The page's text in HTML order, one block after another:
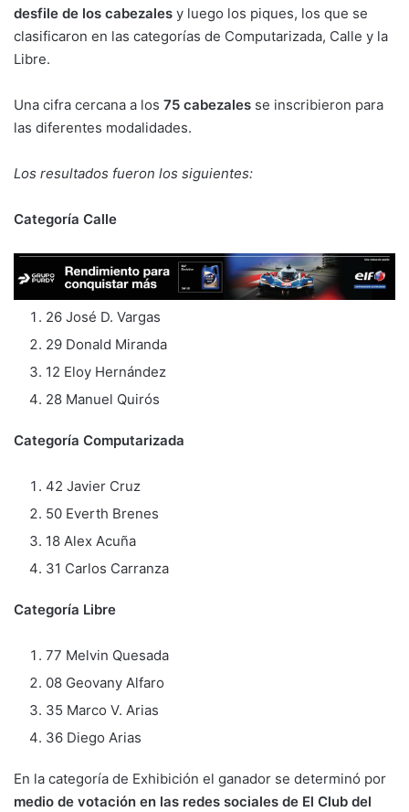
desfile de los cabezales y luego los piques, los que se
clasificaron en las categorías de Computarizada, Calle y la
Libre.
Una cifra cercana a los 75 cabezales se inscribieron para
las diferentes modalidades.
Los resultados fueron los siguientes:
Categoría Calle
26 José D. Vargas
29 Donald Miranda
12 Eloy Hernández
28 Manuel Quirós
Categoría Computarizada
42 Javier Cruz
50 Everth Brenes
18 Alex Acuña
31 Carlos Carranza
Categoría Libre
77 Melvin Quesada
08 Geovany Alfaro
35 Marco V. Arias
36 Diego Arias
En la categoría de Exhibición el ganador se determinó por
medio de votación en las redes sociales de El Club del